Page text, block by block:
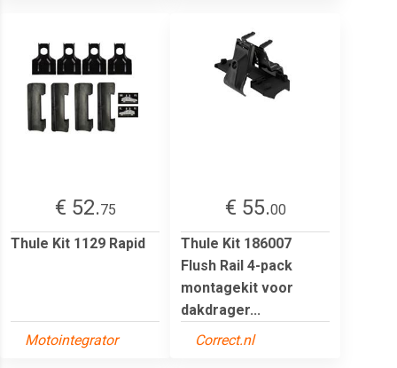
€ 52.75
Thule Kit 1129 Rapid
Motointegrator
€ 55.00
Thule Kit 186007
Flush Rail 4-pack
montagekit voor
dakdrager...
Correct.nl